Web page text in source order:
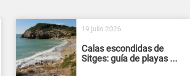
19 julio 2026
Calas escondidas de
Sitges: guía de playas ...